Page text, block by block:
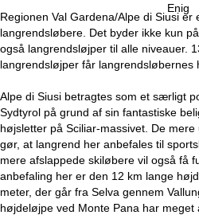
Enig
d
e
Regionen Val Gardena/Alpe di Siusi er
langrendsløbere. Det byder ikke kun
også langrendsløjper til alle niveauer.
langrendsløjper får langrendsløbernes
Alpe di Siusi betragtes som et særligt
Sydtyrol på grund af sin fantastiske
højsletter på Sciliar-massivet. De
gør, at langrend her anbefales til
mere afslappede skiløbere vil også få
anbefaling her er den 12 km lange
meter, der går fra Selva gennem
højdeløjpe ved Monte Pana har